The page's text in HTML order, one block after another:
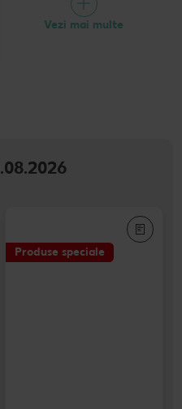
Vezi mai multe
Produse speciale